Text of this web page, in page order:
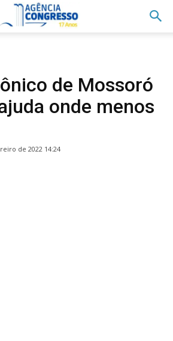
de Mossoró
onde menos
de 2022 14:24